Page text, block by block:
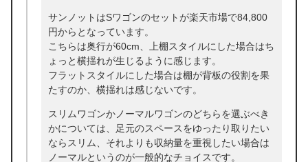
サンノットはSワゴンのセットが楽天市場で84,800
円からとなっています。
こちらは奥行が60cm、上棚スタイルにした場合はち
ょっと横揺れが生じるように感じます。
フラットスタイルにした場合は棚が背板の役割を果
たすのか、横揺れは感じないです。
スリムワゴンかノーマルワゴンのどちらを選ぶべき
かについては、足元のスペースをゆったり取りたい
ならスリム、それよりも収納量を重視したい場合は
ノーマルというのが一般的なチョイスです。